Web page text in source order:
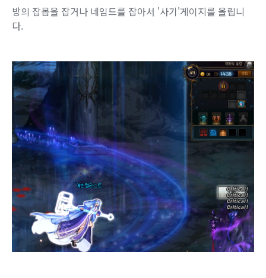
방의 잡몹을 잡거나 네임드를 잡아서 '사기'게이지를 올립니
다.